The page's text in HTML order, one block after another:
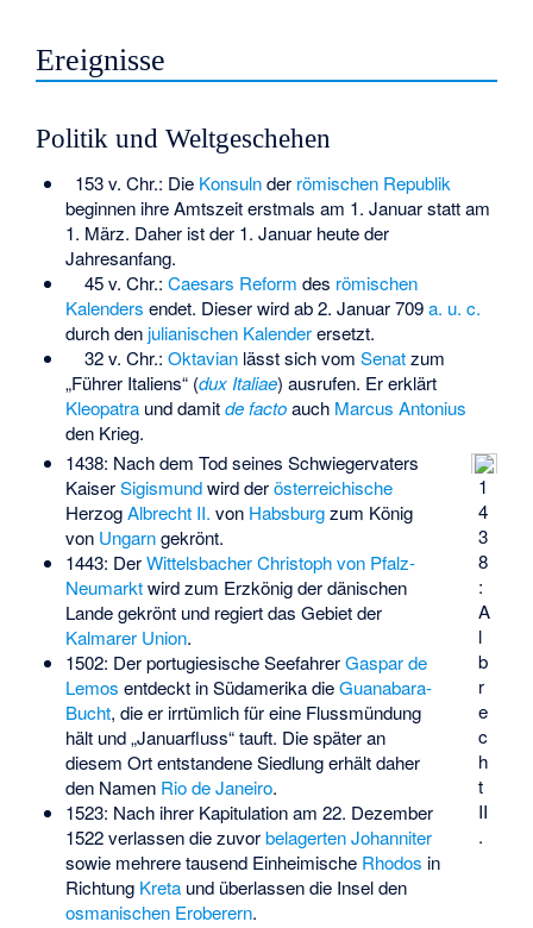
Ereignisse
Politik und Weltgeschehen
153 v. Chr.: Die Konsulnder römischen Republik
beginnen ihre Amtszeit erstmals am 1. Januar statt am
1. März. Daher ist der 1. Januar heute der
Jahresanfang.
45 v. Chr.: Caesars Reform des römischen
Kalenders endet. Dieser wird ab 2. Januar 709a. u. c.
durch den julianischen Kalenderersetzt.
32 v. Chr.: Oktavianlässt sich vom Senatzum
„Führer Italiens“ (dux Italiae) ausrufen. Er erklärt
Kleopatraund damitde factoauch Marcus Antonius
den Krieg.
1
4
3
8
:
A
l
b
r
e
c
h
t
II
.
1438: Nach dem Tod seines Schwiegervaters
KaiserSigismundwird derösterreichische
HerzogAlbrecht II. von Habsburgzum König
von Ungarngekrönt.
1443: DerWittelsbacher Christoph von Pfalz-
Neumarktwird zum Erzkönig der dänischen
Lande gekrönt und regiert das Gebiet der
Kalmarer Union.
1502: Der portugiesische SeefahrerGaspar de
Lemos entdeckt in Südamerika dieGuanabara-
Bucht, die er irrtümlich für eine Flussmündung
hält und „Januarfluss“ tauft. Die später an
diesem Ort entstandene Siedlung erhält daher
den Namen Rio de Janeiro.
1523: Nach ihrer Kapitulation am 22. Dezember
1522 verlassen die zuvorbelagerten Johanniter
sowie mehrere tausend Einheimische Rhodos in
Richtung Kretaund überlassen die Insel den
osmanischen Eroberern.